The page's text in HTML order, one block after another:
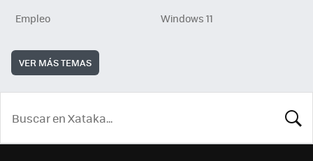
Empleo
Windows 11
VER MÁS TEMAS